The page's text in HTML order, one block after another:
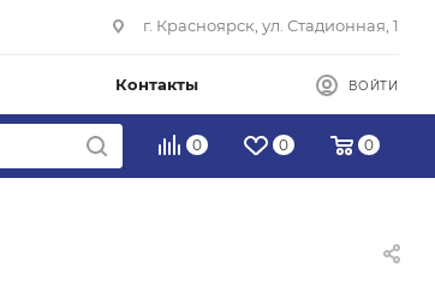
г. Красноярск, ул. Стадионная, 1
Контакты ВОЙТИ
0 0 0